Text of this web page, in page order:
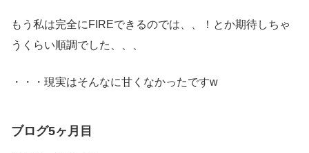
もう私は完全にFIREできるのでは、、！とか期待しちゃ
うくらい順調でした、、、
・・・現実はそんなに甘くなかったですw
ブログ5ヶ月目